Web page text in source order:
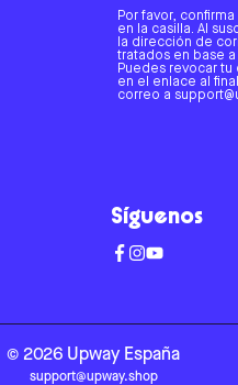
Por favor,
en la casilla. Al
la dirección de
tratados en base a
Puedes revocar
en el enlace al
correo a
Síguenos
© 2026 Upway España
support@upway.shop